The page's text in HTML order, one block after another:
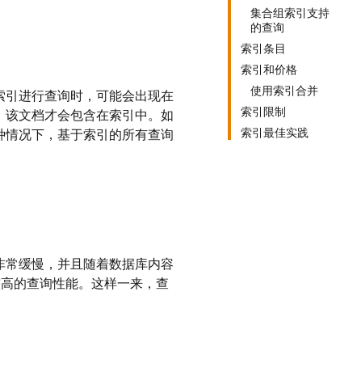
集合组索引支持
的查询
索引条目
索引和价格
使用索引合并
索引限制
索引最佳实践
进行查询时，可能会出现在
文档才会包含在索引中。如
况下，基于索引的所有查询
缓慢，并且随着数据库内容
的查询性能。 这样一来，查